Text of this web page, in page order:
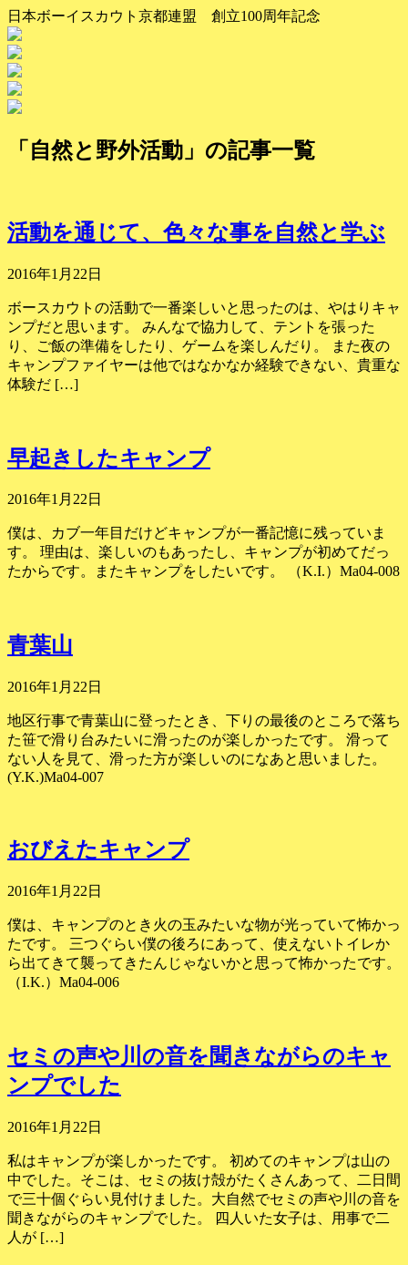
日本ボーイスカウト京都連盟 創立100周年記念
「自然と野外活動」の記事一覧
活動を通じて、色々な事を自然と学ぶ
2016年1月22日
ボースカウトの活動で一番楽しいと思ったのは、やはりキャ
ンプだと思います。 みんなで協力して、テントを張った
り、ご飯の準備をしたり、ゲームを楽しんだり。 また夜の
キャンプファイヤーは他ではなかなか経験できない、貴重な
体験だ […]
早起きしたキャンプ
2016年1月22日
僕は、カブ一年目だけどキャンプが一番記憶に残っていま
す。 理由は、楽しいのもあったし、キャンプが初めてだっ
たからです。またキャンプをしたいです。 （K.I.）Ma04-008
青葉山
2016年1月22日
地区行事で青葉山に登ったとき、下りの最後のところで落ち
た笹で滑り台みたいに滑ったのが楽しかったです。 滑って
ない人を見て、滑った方が楽しいのになあと思いました。
(Y.K.)Ma04-007
おびえたキャンプ
2016年1月22日
僕は、キャンプのとき火の玉みたいな物が光っていて怖かっ
たです。 三つぐらい僕の後ろにあって、使えないトイレか
ら出てきて襲ってきたんじゃないかと思って怖かったです。
（I.K.）Ma04-006
セミの声や川の音を聞きながらのキャ
ンプでした
2016年1月22日
私はキャンプが楽しかったです。 初めてのキャンプは山の
中でした。そこは、セミの抜け殻がたくさんあって、二日間
で三十個ぐらい見付けました。大自然でセミの声や川の音を
聞きながらのキャンプでした。 四人いた女子は、用事で二
人が […]